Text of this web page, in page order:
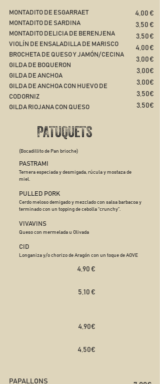
MONTADITO DE ESGARRAET
MONTADITO DE SARDINA
MONTADITO DELICIA DE BERENJENA ​​
VIOLÍN DE ENSALADILLA DE MARISCO
BROCHETA DE QUESO Y JAMÓN/CECINA
GILDA DE BOQUERON
GILDA DE ANCHOA
GILDA DE ANCHOA CON HUEVO DE
CODORNIZ
GILDA RIOJANA CON QUESO
4,00 €​
3,50 €
3,50 €
4,00 €
3,00 €
3,00€​​
3,00€​​
3,50€​​
3,50€​​
PATUQUETS
(Bocadillito de Pan brioche)
PASTRAMI
Ternera especiada y desmigada, rúcula y mostaza de
miel.
PULLED PORK
Cerdo meloso demigado y mezclado con salsa barbacoa y
terminado con un topping de cebolla “crunchy”.
VIVAVINS
Queso con mermelada u Olivada
CID
Longaniza y/o chorizo de Aragón con un toque de AOVE
4,90 €​
5,10 €
4,90€
4,50€
PAPALLONS